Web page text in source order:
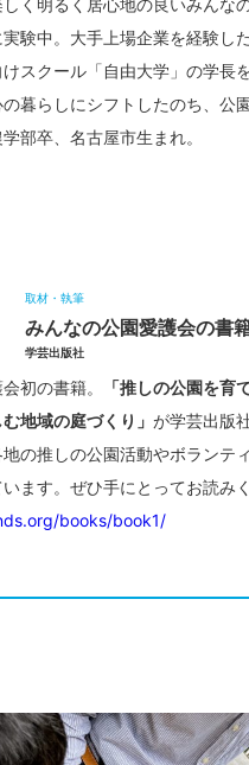
験中。大手上場企業を経験し
スクール「自由大学」の学長
暮らしにシフトしたのち、公
部卒、名古屋市生まれ。
取材・執筆
みんなの公園愛護会の書
学芸出版社
初の書籍。
「推しの公園を育
地域の庭づくり」 が学芸出版
の推しの公園活動やボランテ
ます。ぜひ手にとってお読みく
books/book1/